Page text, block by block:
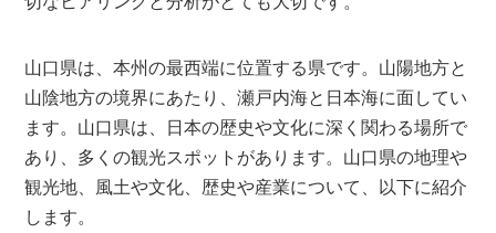
山口県は、本州の最西端に位置する県です。山陽地方と
山陰地方の境界にあたり、瀬戸内海と日本海に面してい
ます。山口県は、日本の歴史や文化に深く関わる場所で
あり、多くの観光スポットがあります。山口県の地理や
観光地、風土や文化、歴史や産業について、以下に紹介
します。